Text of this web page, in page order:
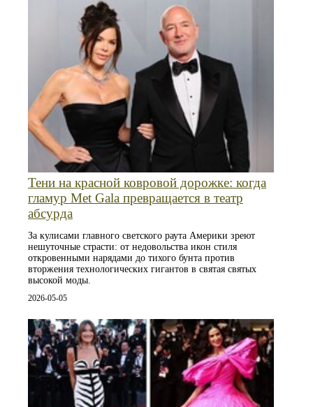
Тени на красной ковровой дорожке: когда
гламур Met Gala превращается в театр
абсурда
За кулисами главного светского раута Америки зреют
нешуточные страсти: от недовольства икон стиля
откровенными нарядами до тихого бунта против
вторжения технологических гигантов в святая святых
высокой моды.
2026-05-05